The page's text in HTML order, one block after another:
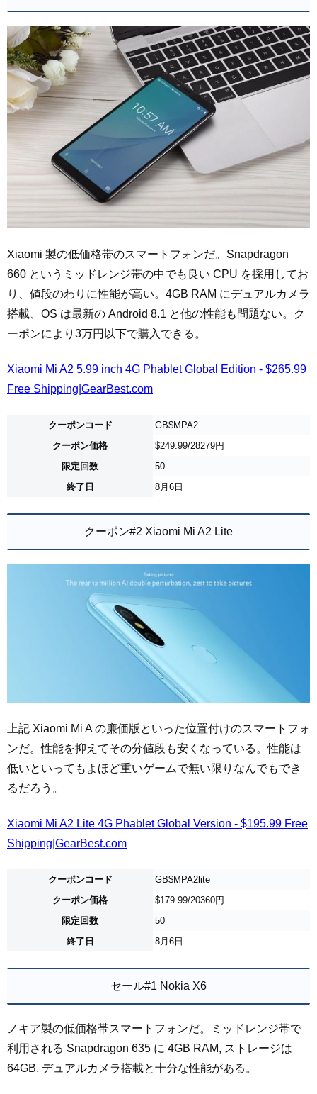
Xiaomi 製の低価格帯のスマートフォンだ。Snapdragon
660 というミッドレンジ帯の中でも良い CPU を採用してお
り、値段のわりに性能が高い。4GB RAM にデュアルカメラ
搭載、OS は最新の Android 8.1 と他の性能も問題ない。ク
ーポンにより3万円以下で購入できる。
Xiaomi Mi A2 5.99 inch 4G Phablet Global Edition - $265.99
Free Shipping|GearBest.com
クーポンコード
GB$MPA2
クーポン価格
$249.99/28279円
限定回数
50
終了日
8月6日
クーポン#2 Xiaomi Mi A2 Lite
上記 Xiaomi Mi A の廉価版といった位置付けのスマートフォ
ンだ。性能を抑えてその分値段も安くなっている。性能は
低いといってもよほど重いゲームで無い限りなんでもでき
るだろう。
Xiaomi Mi A2 Lite 4G Phablet Global Version - $195.99 Free
Shipping|GearBest.com
クーポンコード
GB$MPA2lite
クーポン価格
$179.99/20360円
限定回数
50
終了日
8月6日
セール#1 Nokia X6
ノキア製の低価格帯スマートフォンだ。ミッドレンジ帯で
利用される Snapdragon 635 に 4GB RAM, ストレージは
64GB, デュアルカメラ搭載と十分な性能がある。